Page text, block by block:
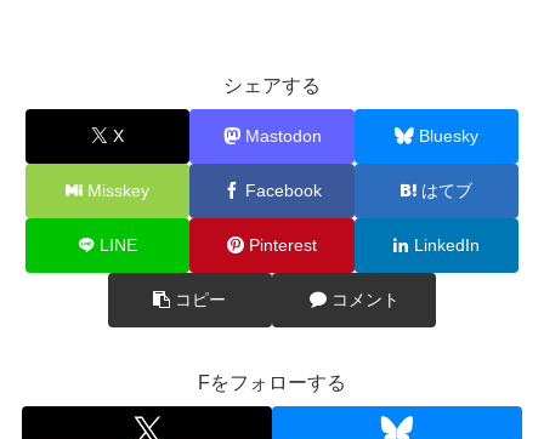
シェアする
X Mastodon Bluesky
Misskey Facebook はてブ
LINE Pinterest LinkedIn
コピー コメント
Fをフォローする